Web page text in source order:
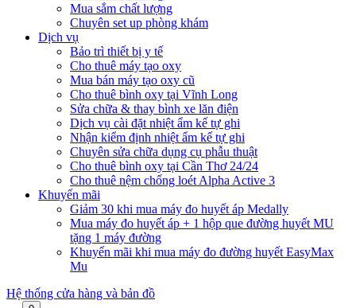
Mua sắm chất lượng
Chuyên set up phòng khám
Dịch vụ
Bảo trì thiết bị y tế
Cho thuê máy tạo oxy
Mua bán máy tạo oxy cũ
Cho thuê bình oxy tại Vĩnh Long
Sửa chữa & thay bình xe lăn điện
Dịch vụ cài đặt nhiệt ẩm kế tự ghi
Nhận kiểm định nhiệt ẩm kế tự ghi
Chuyên sửa chữa dụng cụ phẫu thuật
Cho thuê bình oxy tại Cần Thơ 24/24
Cho thuê nệm chống loét Alpha Active 3
Khuyến mãi
Giảm 30 khi mua máy đo huyết áp Medally
Mua máy đo huyết áp + 1 hộp que đường huyết MU
tặng 1 máy đường
Khuyến mãi khi mua máy đo đường huyết EasyMax
Mu
Hệ thống cửa hàng và bản đồ